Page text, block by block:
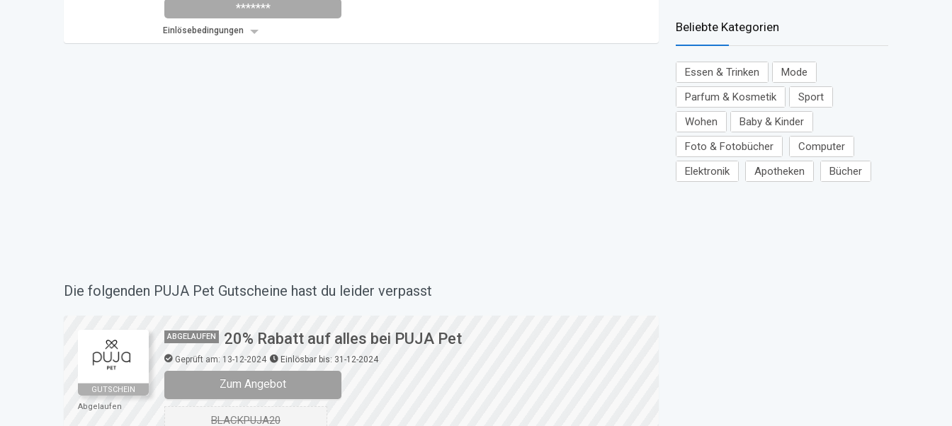
Beliebte Kategorien
Essen & Trinken
Mode
Parfum & Kosmetik
Sport
Wohen
Baby & Kinder
Foto & Fotobücher
Computer
Elektronik
Apotheken Bücher
*******
Einlösebedingungen
Die folgenden PUJA Pet Gutscheine hast du leider verpasst
GUTSCHEIN
Abgelaufen
ABGELAUFEN 20% Rabatt auf alles bei PUJA Pet
Geprüft am: 13-12-2024 Einlösbar bis: 31-12-2024
Zum Angebot
BLACKPUJA20